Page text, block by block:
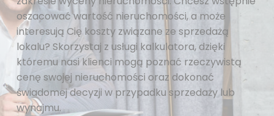
oszacować wartość nieruchomości, a może
interesują Cię koszty związane ze sprzedażą
lokalu? Skorzystaj z usługi kalkulatora, dzięki
któremu nasi klienci mogą poznać rzeczywistą
cenę swojej nieruchomości oraz dokonać
świadomej decyzji w przypadku sprzedaży lub
wynajmu.